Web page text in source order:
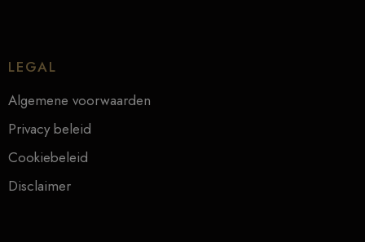
LEGAL
Algemene voorwaarden
Privacy beleid
Cookiebeleid
Disclaimer